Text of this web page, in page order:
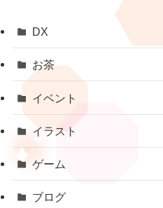
DX
お茶
イベント
イラスト
ゲーム
ブログ